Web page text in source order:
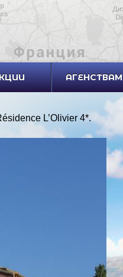
АГЕНСТВАМ
L’Olivier 4*.